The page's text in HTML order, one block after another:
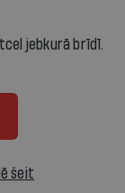
jebkurā brīdī.
šeit